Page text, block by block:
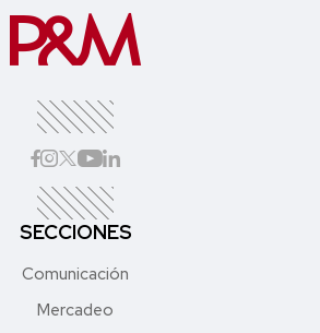
SECCIONES
Comunicación
Mercadeo